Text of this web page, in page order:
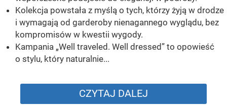
Kolekcja powstała z myślą o tych, którzy żyją w drodze
i wymagają od garderoby nienagannego wyglądu, bez
kompromisów w kwestii wygody.
Kampania „Well traveled. Well dressed” to opowieść
o stylu, który naturalnie...
CZYTAJ DALEJ